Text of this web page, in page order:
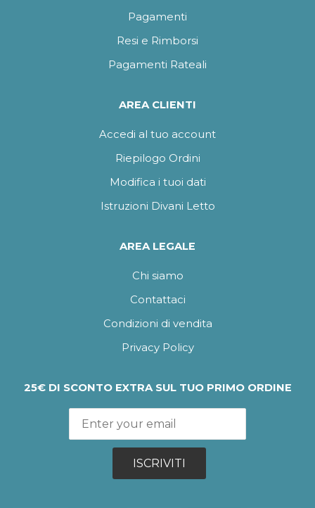
Pagamenti
Resi e Rimborsi
Pagamenti Rateali
AREA CLIENTI
Accedi al tuo account
Riepilogo Ordini
Modifica i tuoi dati
Istruzioni Divani Letto
AREA LEGALE
Chi siamo
Contattaci
Condizioni di vendita
Privacy Policy
25€ DI SCONTO EXTRA SUL TUO PRIMO ORDINE
ISCRIVITI